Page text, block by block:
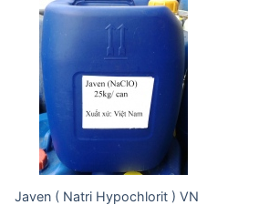
Add to
wishlist
Javen ( Natri Hypochlorit ) VN